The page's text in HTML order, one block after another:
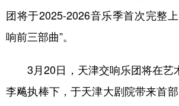
团将于2025-2026音乐季首次完整
响前三部曲”。
3月20日，天津交响乐团将在艺
李飚执棒下，于天津大剧院带来首